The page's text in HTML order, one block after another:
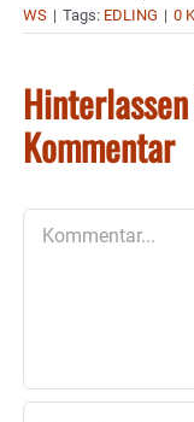
WS | Tags: EDLING | 0
Kommentar